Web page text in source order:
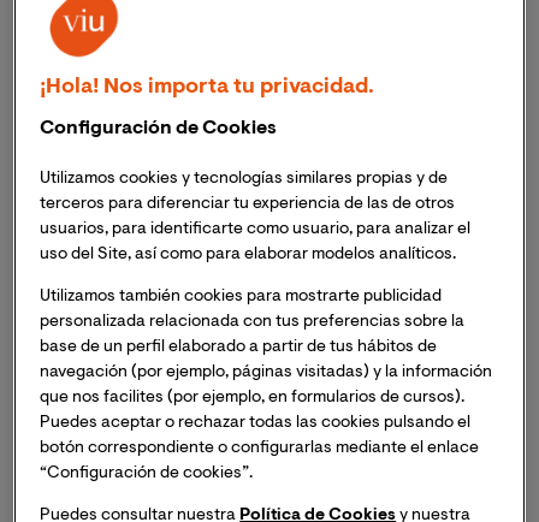
tiempos. Aun contando con ciertas críticas, si el coach
que lo imparte posee las capacidades idóneas, puede
dar excelentes resultados para el desarrollo personal,
Contar con la ayuda de un buen coach deportivo
permite al deportista o atleta que lo requiere
conocerse mejor, ganar en seguridad, además de hacer
que maximice su potencial y obtenga un mejor
El coach deportivo prepara un entrenamiento y un
aprendizaje para que el deportista tenga en mente su
capacidad gracias a sus metas y objetivos, centre sus
aspiraciones y entregue su talento en aras de conseguir
lo que busca y use las herramientas idóneas para
¡Hola! Nos importa tu privacidad.
Configuración de Cookies
Utilizamos cookies y tecnologías similares propias y de
terceros para diferenciar tu experiencia de las de otros
usuarios, para identificarte como usuario, para analizar el
uso del Site, así como para elaborar modelos analíticos.
Utilizamos también cookies para mostrarte publicidad
personalizada relacionada con tus preferencias sobre la
base de un perfil elaborado a partir de tus hábitos de
navegación (por ejemplo, páginas visitadas) y la información
que nos facilites (por ejemplo, en formularios de cursos).
Puedes aceptar o rechazar todas las cookies pulsando el
botón correspondiente o configurarlas mediante el enlace
“Configuración de cookies”.
Puedes consultar nuestra Política de Cookies y nuestra